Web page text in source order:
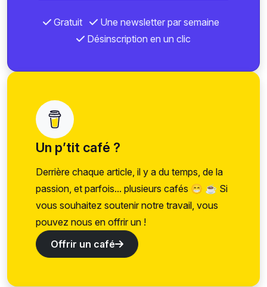
Gratuit
Une newsletter par semaine
Désinscription en un clic
Un p’tit café ?
Derrière chaque article, il y a du temps, de la
passion, et parfois... plusieurs cafés 😁 ☕ Si
vous souhaitez soutenir notre travail, vous
pouvez nous en offrir un !
Offrir un café